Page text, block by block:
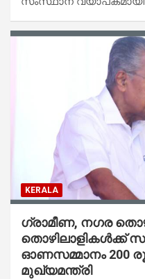
KERALA
ഗ്രാമീണ, നഗര
തൊഴിലാളികൾക്ക്‌
ഓണസമ്മാനം 200 രൂപ
മുഖ്യമന്ത്രി